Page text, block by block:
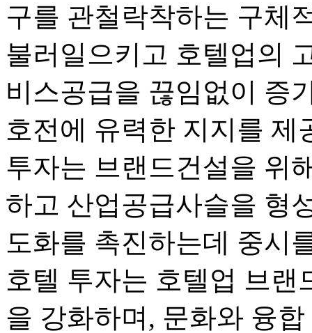
구를 관철락착하는 구체
불러일으키고 호텔업의
비스공급을 끊임없이 증
호전에 유력한 지지를
투자는 브랜드건설을 위
하고 산업공급사슬을 형
도화를 촉진하는데 중시
호텔 투자는 호텔업 브랜
을 강화하며, 문화와 융